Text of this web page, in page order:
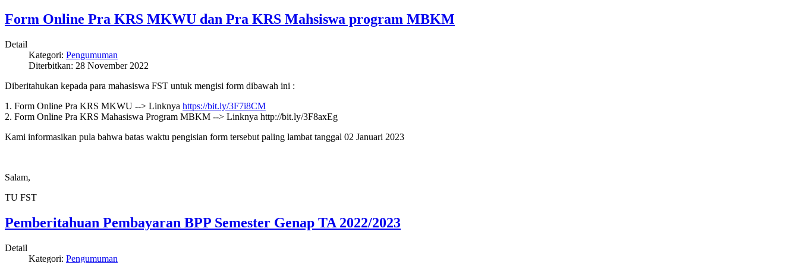
Form Online Pra KRS MKWU dan Pra KRS Mahsiswa program MBKM
Detail
Kategori: Pengumuman
Diterbitkan: 28 November 2022
Diberitahukan kepada para mahasiswa FST untuk mengisi form dibawah ini :
1. Form Online Pra KRS MKWU --> Linknya https://bit.ly/3F7i8CM
2. Form Online Pra KRS Mahasiswa Program MBKM --> Linknya http://bit.ly/3F8axEg
Kami informasikan pula bahwa batas waktu pengisian form tersebut paling lambat tanggal 02 Januari 2023
Salam,
TU FST
Pemberitahuan Pembayaran BPP Semester Genap TA 2022/2023
Detail
Kategori: Pengumuman